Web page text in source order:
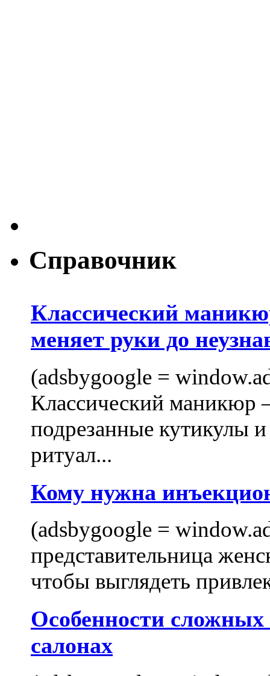
Справочник
Классический
меняет руки до
(adsbygoogle =
Классический маникюр
подрезанные кутикулы
ритуал...
Кому нужна
(adsbygoogle =
представительница
чтобы выглядеть
Особенности
салонах